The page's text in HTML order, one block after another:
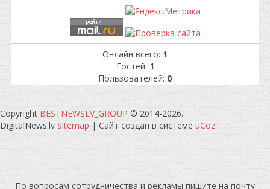
Онлайн всего: 1
Гостей: 1
Пользователей: 0
Copyright BESTNEWSLV_GROUP © 2014-2026.
DigitalNews.lv Sitemap | Сайт создан в системе uCoz
По вопросам сотрудничества и рекламы пишите на почту